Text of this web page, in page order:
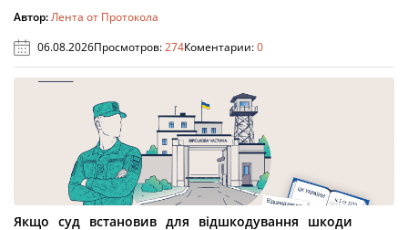
Автор:Лента от Протокола
06.08.2026Просмотров:274Коментарии:0
Якщо суд встановив для відшкодування шкоди